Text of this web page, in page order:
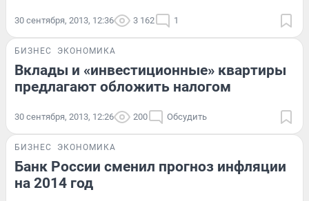
30 сентября, 2013, 12:36 3 162 1
БИЗНЕС ЭКОНОМИКА
Вклады и «инвестиционные» квартиры
предлагают обложить налогом
30 сентября, 2013, 12:26 200 Обсудить
БИЗНЕС ЭКОНОМИКА
Банк России сменил прогноз инфляции
на 2014 год